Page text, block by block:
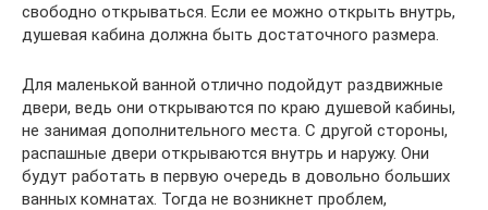
свободно открываться. Если ее можно открыть внутрь,
душевая кабина должна быть достаточного размера.
Для маленькой ванной отлично подойдут раздвижные
двери, ведь они открываются по краю душевой кабины,
не занимая дополнительного места. С другой стороны,
распашные двери открываются внутрь и наружу. Они
будут работать в первую очередь в довольно больших
ванных комнатах. Тогда не возникнет проблем,